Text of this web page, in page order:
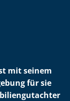
mit seinem
für sie